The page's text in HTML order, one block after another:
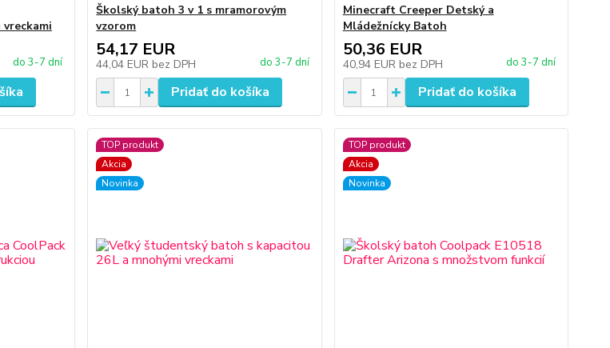
do 3-7 dní
Školský batoh 3 v 1 s mramorovým
vzorom
54,17 EUR
44,04 EUR bez DPH do 3-7 dní
Pridať do košíka
Minecraft Creeper Detský a
Mládežnícky Batoh
50,36 EUR
40,94 EUR bez DPH do 3-7 dní
Pridať do košíka
TOP produkt
Akcia
Novinka
TOP produkt
Akcia
Novinka